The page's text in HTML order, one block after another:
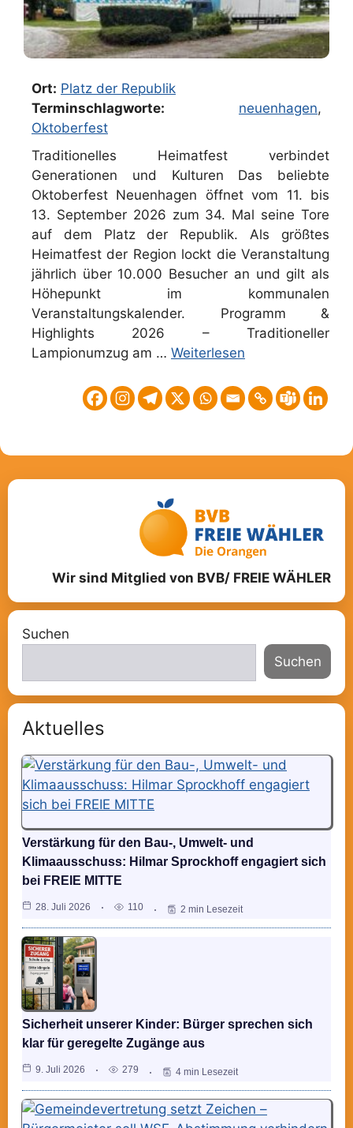
Ort: Platz der Republik
Terminschlagworte:
neuenhagen,
Oktoberfest
Traditionelles Heimatfest verbindet
Generationen und Kulturen Das beliebte
Oktoberfest Neuenhagen öffnet vom 11. bis
13. September 2026 zum 34. Mal seine Tore
auf dem Platz der Republik. Als größtes
Heimatfest der Region lockt die Veranstaltung
jährlich über 10.000 Besucher an und gilt als
Höhepunkt im kommunalen
Veranstaltungskalender. Programm &
Highlights 2026 – Traditioneller
Lampionumzug am … Weiterlesen
Wir sind Mitglied von BVB/ FREIE WÄHLER
Suchen
Suchen
Aktuelles
Verstärkung für den Bau-, Umwelt- und
Klimaausschuss: Hilmar Sprockhoff engagiert sich
bei FREIE MITTE
28. Juli 2026 110 2 min Lesezeit
Sicherheit unserer Kinder: Bürger sprechen sich
klar für geregelte Zugänge aus
9. Juli 2026 279 4 min Lesezeit